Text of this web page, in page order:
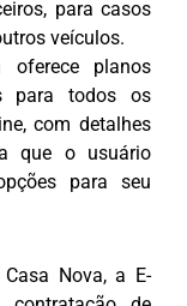
para casos
veículos.
oferece planos
para todos os
com detalhes
que o usuário
para seu
Nova, a E-